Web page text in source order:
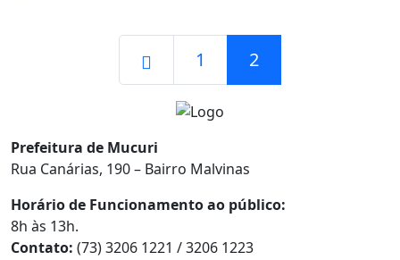
1 2
Prefeitura de Mucuri
Rua Canárias, 190 – Bairro Malvinas
Horário de Funcionamento ao público:
8h às 13h.
Contato: (73) 3206 1221 / 3206 1223